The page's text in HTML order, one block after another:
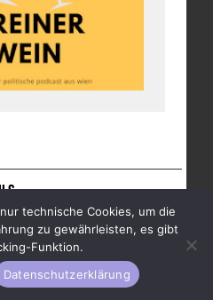
IMPRESSUM
technische Cookies, um die
zu gewährleisten, es gibt
Funktion.
Datenschutzerklärung